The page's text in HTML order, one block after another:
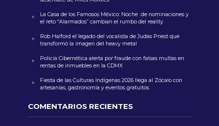
La Casa de los Famosos México: Noche de nominaciones y
el reto “Alarmados” cambian el rumbo del reality
Rob Halford el legado del vocalista de Judas Priest que
transformó la imagen del heavy metal
Policía Cibernética alerta por fraude con falsas multas en
rentas de inmuebles en la CDMX
Fiesta de las Culturas Indígenas 2026 llega al Zócalo con
artesanías, gastronomía y eventos gratuitos
COMENTARIOS RECIENTES